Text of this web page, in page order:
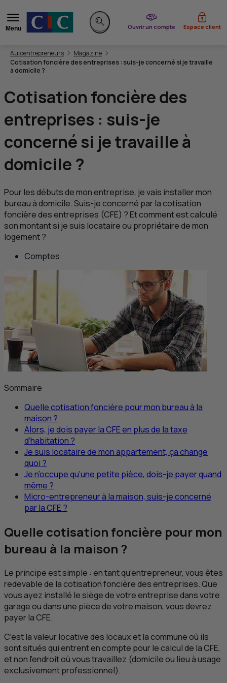
Menu
Rechercher sur le site
Ouvrir un compte
du CIC Espace client
Vous êtes ici:
Autoentrepreneurs
Magazine
Cotisation foncière des entreprises : suis-je concerné si je travaille
à domicile ?
Cotisation foncière des
entreprises : suis-je
concerné si je travaille à
domicile ?
Pour les débuts de mon entreprise, je vais installer mon
bureau à domicile. Suis-je concerné par la cotisation
foncière des entreprises (CFE) ? Et comment est calculé
son montant si je suis locataire ou propriétaire de mon
logement ?
Comptes
Sommaire
Quelle cotisation foncière pour mon bureau à la
maison ?
Alors, je dois payer laCFEen plus de la taxe
d’habitation ?
Je suis locataire de mon appartement, ça change
quoi ?
Je n’occupe qu’une petite pièce, dois-je payer quand
même ?
Micro-entrepreneur à la maison, suis-je concerné
par laCFE ?
Quelle cotisation foncière pour mon
bureau à la maison ?
Le principe est simple : en tant qu’entrepreneur, vous êtes
redevable de la cotisation foncière des entreprises. Que
vous ayez installé le siège de votre entreprise dans votre
garage ou dans une pièce de votre maison, vous devrez
payer laCFE.
C’est la valeur locative des locaux et la commune où ils
sont situés qui entrent en compte pour le calcul de laCFE,
et non l’endroit où vous travaillez (domicile ou lieu à usage
exclusivement professionnel).